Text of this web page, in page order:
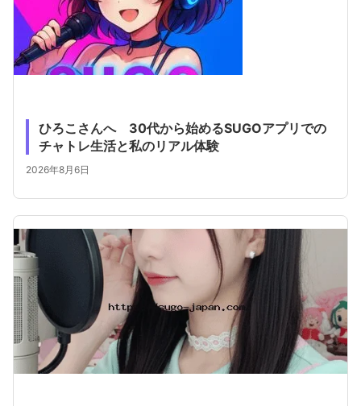
ひろこさんへ 30代から始めるSUGOアプリでの
チャトレ生活と私のリアル体験
2026年8月6日